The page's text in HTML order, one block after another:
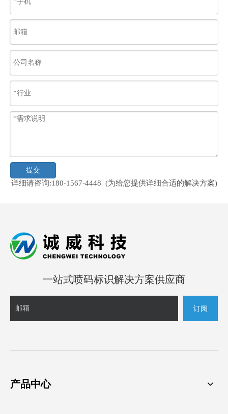
提交
详细请咨询:180-1567-4448 (为给您提供详细合适的解决方案)
一站式喷码标识解决方案供应商
订阅
产品中心